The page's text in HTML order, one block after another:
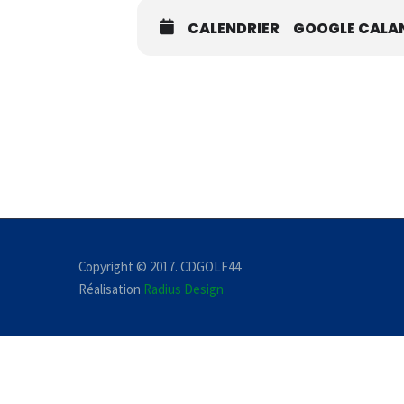
CALENDRIER GOOGLE
Copyright © 2017. CDGOLF44
Réalisation Radius Design